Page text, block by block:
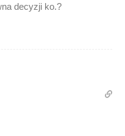
decyzji ko.?